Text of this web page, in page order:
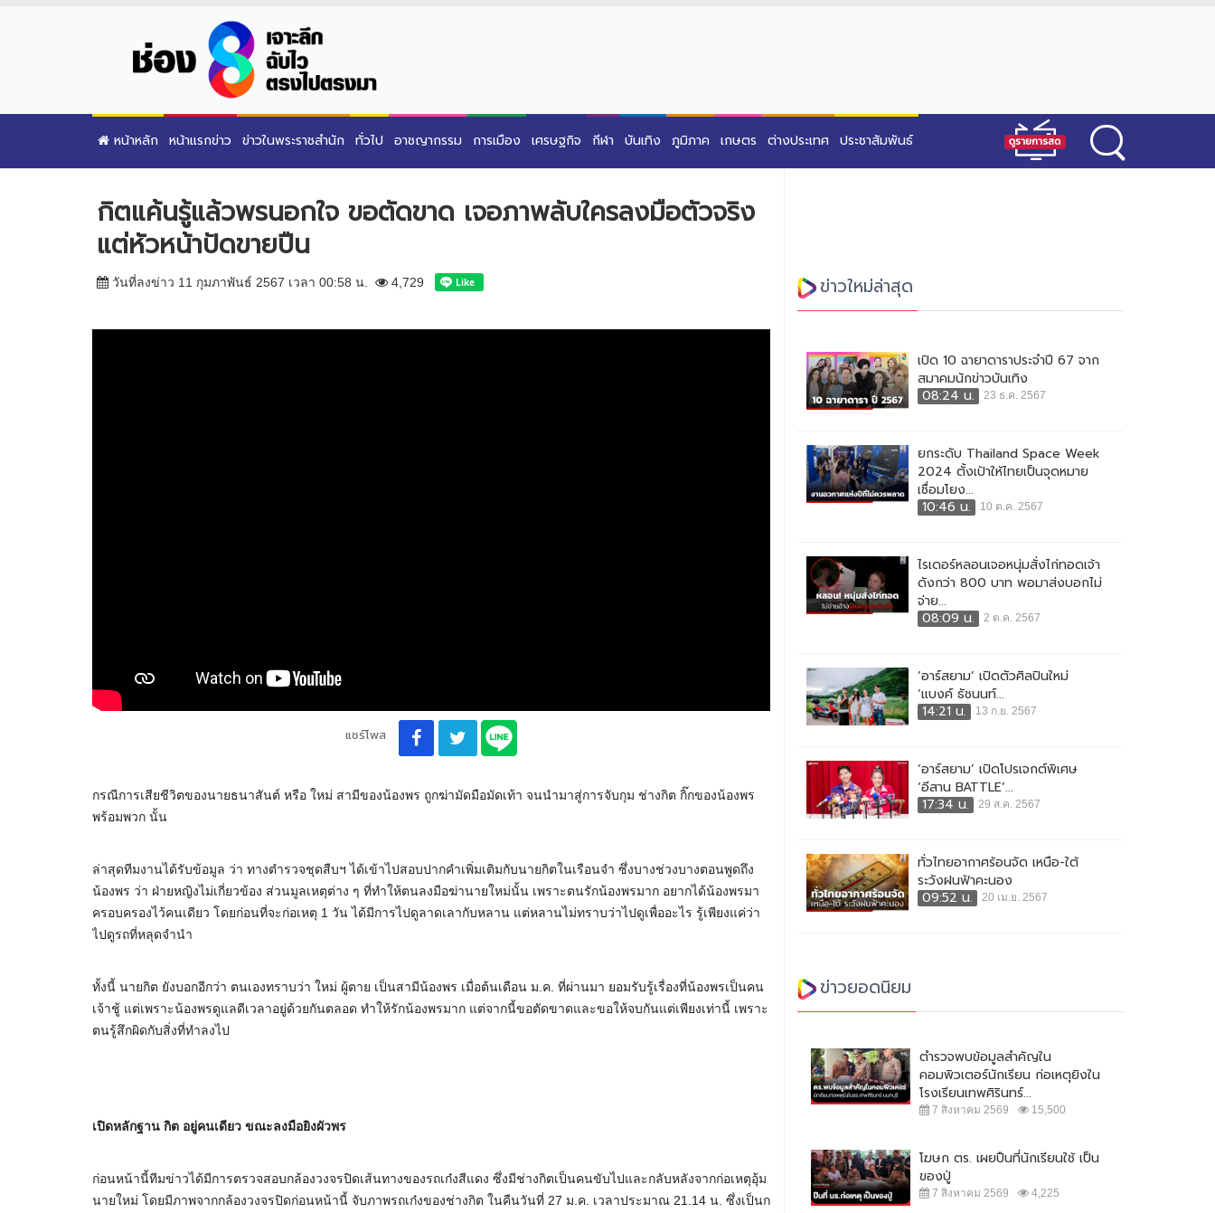
หน้าหลัก หน้าแรกข่าว ข่าวในพระราชสำนัก ทั่วไป อาชญากรรม การเมือง เศรษฐกิจ กีฬา บันเทิง ภูมิภาค เกษตร ต่างประเทศ ประชาสัมพันธ์
กิตแค้นรู้แล้วพรนอกใจ ขอตัดขาด เจอภาพลับใครลงมือตัวจริง
แต่หัวหน้าปัดขายปืน
วันที่ลงข่าว 11 กุมภาพันธ์ 2567 เวลา 00:58 น. 4,729
แชร์โพส
กรณีการเสียชีวิตของนายธนาสันต์ หรือ ใหม่ สามีของน้องพร ถูกฆ่ามัดมือมัดเท้า จนนำมาสู่การจับกุม ช่างกิต กิ๊กของน้องพร
พร้อมพวก นั้น
ล่าสุดทีมงานได้รับข้อมูล ว่า ทางตำรวจชุดสืบฯ ได้เข้าไปสอบปากคำเพิ่มเติมกับนายกิตในเรือนจำ ซึ่งบางช่วงบางตอนพูดถึง
น้องพร ว่า ฝ่ายหญิงไม่เกี่ยวข้อง ส่วนมูลเหตุต่าง ๆ ที่ทำให้ตนลงมือฆ่านายใหม่นั้น เพราะตนรักน้องพรมาก อยากได้น้องพรมา
ครอบครองไว้คนเดียว โดยก่อนที่จะก่อเหตุ 1 วัน ได้มีการไปดูลาดเลากับหลาน แต่หลานไม่ทราบว่าไปดูเพื่ออะไร รู้เพียงแค่ว่า
ไปดูรถที่หลุดจำนำ
ทั้งนี้ นายกิต ยังบอกอีกว่า ตนเองทราบว่า ใหม่ ผู้ตาย เป็นสามีน้องพร เมื่อต้นเดือน ม.ค. ที่ผ่านมา ยอมรับรู้เรื่องที่น้องพรเป็นคน
เจ้าชู้ แต่เพราะน้องพรดูแลดีเวลาอยู่ด้วยกันตลอด ทำให้รักน้องพรมาก แต่จากนี้ขอตัดขาดและขอให้จบกันแต่เพียงเท่านี้ เพราะ
ตนรู้สึกผิดกับสิ่งที่ทำลงไป
เปิดหลักฐาน กิต อยู่คนเดียว ขณะลงมือยิงผัวพร
ก่อนหน้านี้ทีมข่าวได้มีการตรวจสอบกล้องวงจรปิดเส้นทางของรถเก๋งสีแดง ซึ่งมีช่างกิตเป็นคนขับไปและกลับหลังจากก่อเหตุอุ้ม
นายใหม่ โดยมีภาพจากกล้องวงจรปิดก่อนหน้านี้ จับภาพรถเก๋งของช่างกิต ในคืนวันที่ 27 ม.ค. เวลาประมาณ 21.14 น. ซึ่งเป็นก
ข่าวใหม่ล่าสุด
เปิด 10 ฉายาดาราประจำปี 67 จาก
สมาคมนักข่าวบันเทิง
08:24 น.
23 ธ.ค. 2567
ยกระดับ Thailand Space Week
2024 ตั้งเป้าให้ไทยเป็นจุดหมาย
เชื่อมโยง...
10:46 น.
10 ต.ค. 2567
ไรเดอร์หลอนเจอหนุ่มสั่งไก่ทอดเจ้า
ดังกว่า 800 บาท พอมาส่งบอกไม่
จ่าย...
08:09 น.
2 ต.ค. 2567
‘อาร์สยาม’ เปิดตัวศิลปินใหม่
‘แบงค์ ธัชนนท์...
14:21 น.
13 ก.ย. 2567
‘อาร์สยาม’ เปิดโปรเจกต์พิเศษ
‘อีสาน BATTLE’...
17:34 น.
29 ส.ค. 2567
ทั่วไทยอากาศร้อนจัด เหนือ-ใต้
ระวังฝนฟ้าคะนอง
09:52 น.
20 เม.ย. 2567
ข่าวยอดนิยม
ตำรวจพบข้อมูลสำคัญใน
คอมพิวเตอร์นักเรียน ก่อเหตุยิงใน
โรงเรียนเทพศิรินทร์...
7 สิงหาคม 2569 15,500
โฆษก ตร. เผยปืนที่นักเรียนใช้ เป็น
ของปู่
7 สิงหาคม 2569 4,225